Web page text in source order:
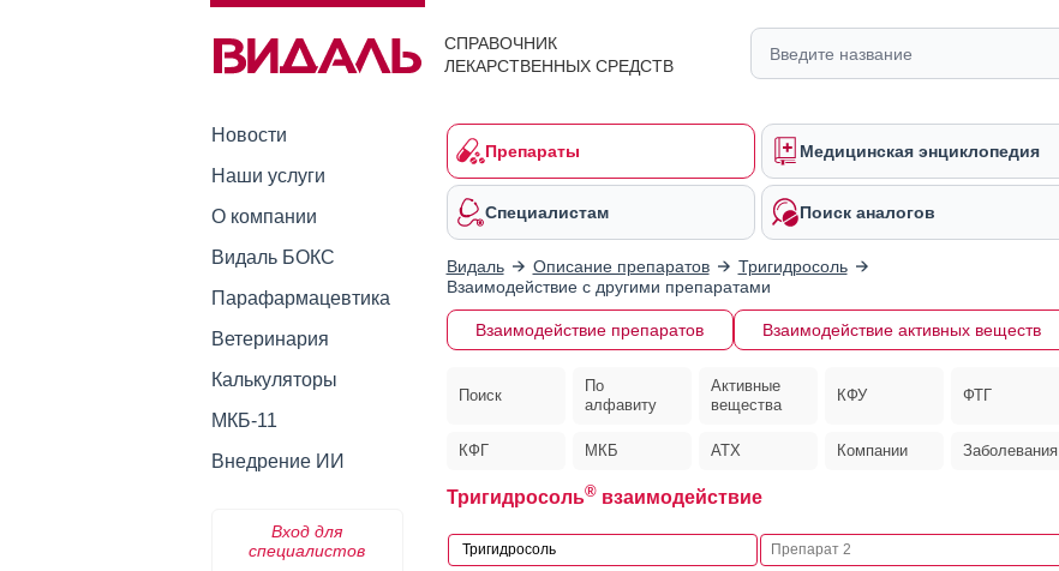
СПРАВОЧНИК
ЛЕКАРСТВЕННЫХ СРЕДСТВ
Новости
Наши услуги
О компании
Видаль БОКС
Парафармацевтика
Ветеринария
Калькуляторы
МКБ-11
Внедрение ИИ
Вход для
специалистов
Препараты Медицинская энциклопедия
Специалистам Поиск аналогов
Видаль Описание препаратов
Тригидросоль
Взаимодействие с другими препаратами
Взаимодействие препаратов Взаимодействие активных веществ
Поиск
По
алфавиту
Активные
вещества
КФУ ФТГ
КФГ МКБ АТХ Компании Заболевания
Тригидросоль®взаимодействие